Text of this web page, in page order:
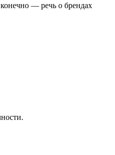
— речь о брендах